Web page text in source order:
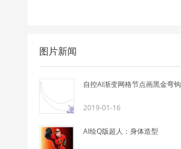
图片新闻
自控AI渐变网格节点画黑金弯钩
2019-01-16
AI绘Q版超人：身体造型